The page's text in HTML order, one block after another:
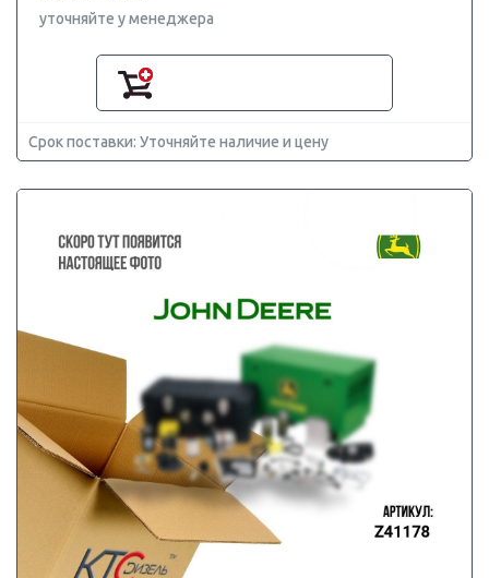
уточняйте у менеджера
Срок поставки: Уточняйте наличие и цену